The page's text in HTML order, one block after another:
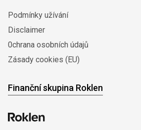
Podmínky užívání
Disclaimer
0chrana osobních údajů
Zásady cookies (EU)
Finanční skupina Roklen